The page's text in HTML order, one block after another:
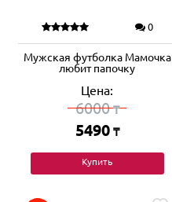
0
Мужская футболка Мамочка
любит папочку
Цена:
6000₸
5490 ₸
Купить